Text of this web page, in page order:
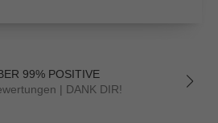
99% POSITIVE
| DANK DIR!